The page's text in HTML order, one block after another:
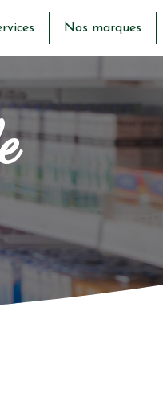
Nos marques